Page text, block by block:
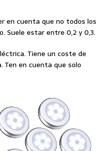
en cuenta que no todos los
Suele estar entre 0,2 y 0,3.
Tiene un coste de
Ten en cuenta que solo